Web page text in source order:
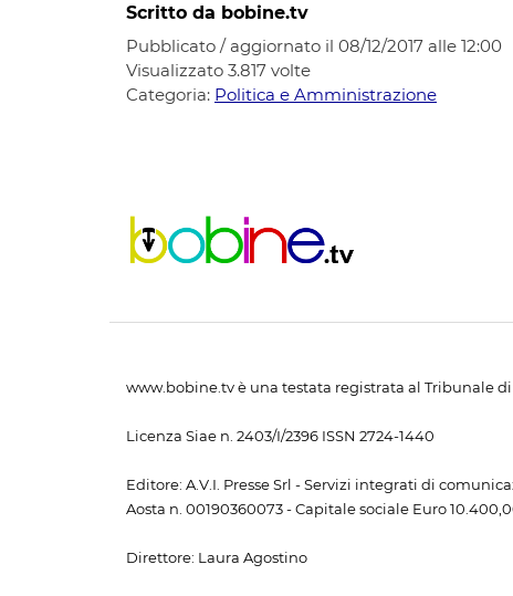
Scritto da bobine.tv
Pubblicato / aggiornato il 08/12/2017 alle 12:00
Visualizzato 3.817 volte
Categoria: Politica e Amministrazione
www.bobine.tv è una testata registrata al Tribunale di
Licenza Siae n. 2403/I/2396 ISSN 2724-1440
Editore: A.V.I. Presse Srl - Servizi integrati di
Aosta n. 00190360073 - Capitale sociale Euro
Direttore: Laura Agostino